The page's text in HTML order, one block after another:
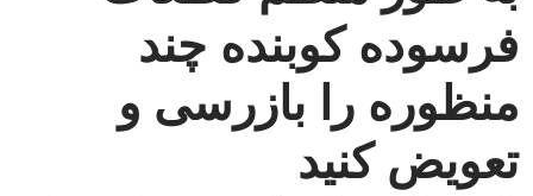
فرسوده کوبنده چند
منظوره را بازرسی و
تعویض کنید